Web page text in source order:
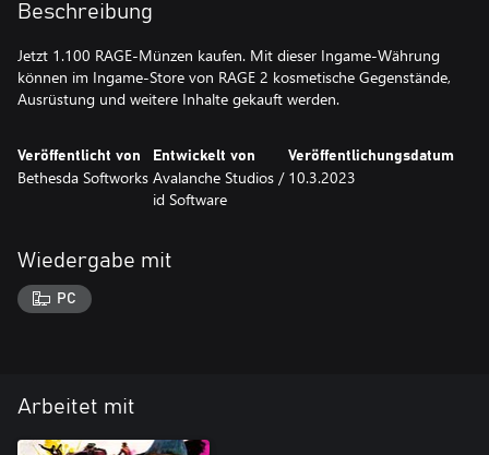
Beschreibung
Jetzt 1.100 RAGE-Münzen kaufen. Mit dieser Ingame-Währung
können im Ingame-Store von RAGE 2 kosmetische Gegenstände,
Ausrüstung und weitere Inhalte gekauft werden.
Veröffentlicht von
Bethesda Softworks
Entwickelt von
Avalanche Studios /
id Software
Veröffentlichungsdatum
10.3.2023
Wiedergabe mit
PC
Arbeitet mit